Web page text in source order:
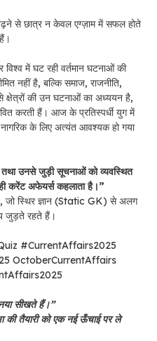
से छात्र न केवल एग्ज़ाम में सफल होते
में घट रही वर्तमान घटनाओं की
नहीं है, बल्कि समाज, राजनीति,
क्षेत्रों की उन घटनाओं का अध्ययन है,
करती हैं। आज के प्रतिस्पर्धी युग में
के लिए अत्यंत आवश्यक हो गया
तथा उनसे जुड़ी सूचनाओं को व्यवस्थित
करेंट अफेयर्स कहलाता है।”
है, जो स्थिर ज्ञान (Static GK) से अलग
जुड़ते रहते हैं।
#CurrentAffairs2025
OctoberCurrentAffairs
सीखते हैं।”
की तैयारी को एक नई ऊँचाई पर ले